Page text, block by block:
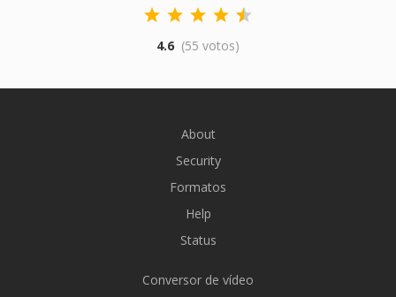
4.6 (55 votos)
About
Security
Formatos
Help
Status
Conversor de vídeo